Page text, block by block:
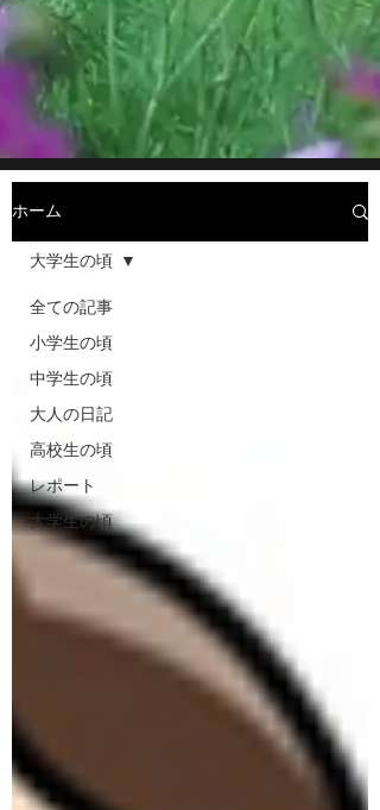
ホーム
全ての記事
小学生の頃
中学生の頃
大人の日記
高校生の頃
レポート
大学生の頃
大学生の頃